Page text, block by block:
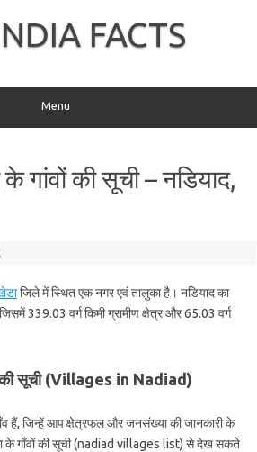
FACTS
Menu
गांवों की सूची – नडियाद,
जिले में स्थित एक नगर एवं तालुका है। नडियाद का
339.03 वर्ग किमी ग्रामीण क्षेत्र और 65.03 वर्ग
की सूची (Villages in Nadiad)
हैं, जिन्हें आप क्षेत्रफल और जनसंख्या की जानकारी के
के गाँवों की सूची (nadiad villages list) से देख सकते